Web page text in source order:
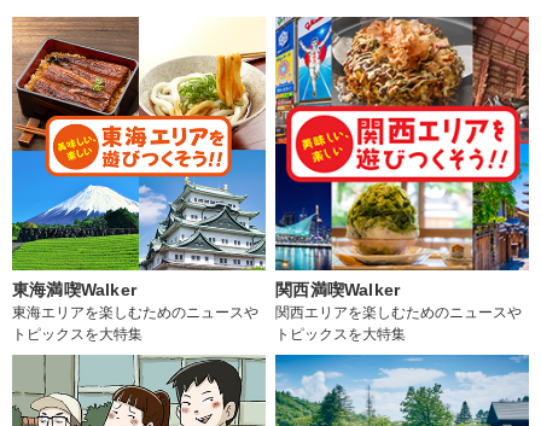
東海満喫Walker
東海エリアを楽しむためのニュースや
トピックスを大特集
関西満喫Walker
関西エリアを楽しむためのニュースや
トピックスを大特集